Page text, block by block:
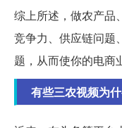
综上所述，做农产品
竞争力、供应链问题
题，从而使你的电商
有些三农视频为